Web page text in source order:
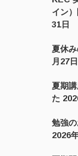
イン
31日
夏休み
月27日
夏期
た
勉強
2026